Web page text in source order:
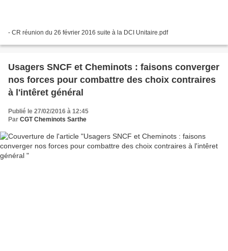
- CR réunion du 26 février 2016 suite à la DCI Unitaire.pdf
Usagers SNCF et Cheminots : faisons converger
nos forces pour combattre des choix contraires
à l'intêret général
Publié le 27/02/2016 à 12:45
Par CGT Cheminots Sarthe